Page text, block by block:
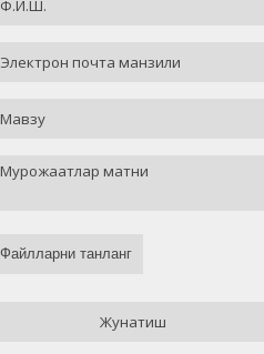
Файлларни танланг
Жунатиш